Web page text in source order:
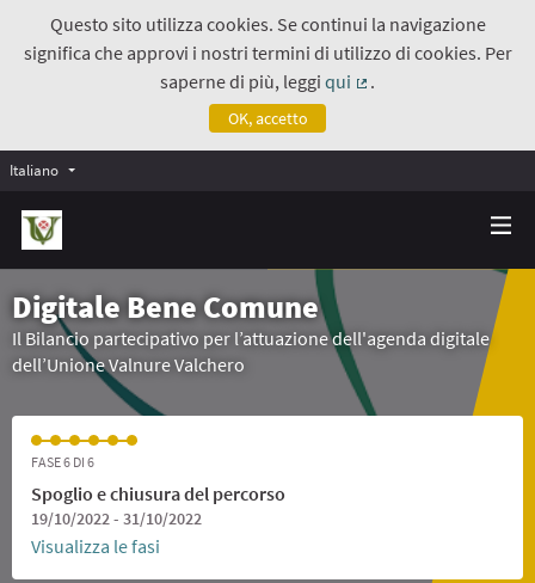
Questo sito utilizza cookies. Se continui la navigazione
significa che approvi i nostri termini di utilizzo di cookies. Per
saperne di più, leggiqui
.
OK, accetto
Italiano
Digitale Bene Comune
Il Bilancio partecipativo per l’attuazione dell'agenda digitale
dell’Unione Valnure Valchero
FASE 6 DI 6
Spoglio e chiusura del percorso
19/10/2022 - 31/10/2022
Visualizza le fasi